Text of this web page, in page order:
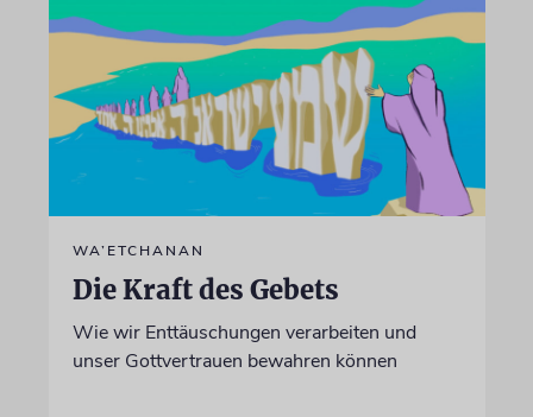
WA’ETCHANAN
Die Kraft des Gebets
Wie wir Enttäuschungen verarbeiten und
unser Gottvertrauen bewahren können